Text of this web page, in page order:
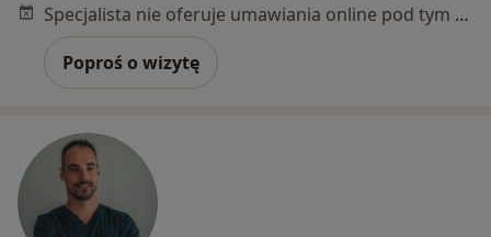
Specjalista nie oferuje umawiania online pod tym adresem.
Poproś o wizytę